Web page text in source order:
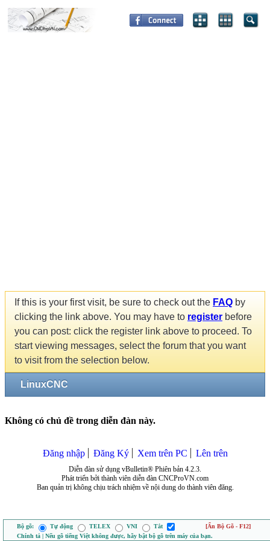
If this is your first visit, be sure to check out the FAQ by
clicking the link above. You may have to register before
you can post: click the register link above to proceed. To
start viewing messages, select the forum that you want
to visit from the selection below.
LinuxCNC
Không có chủ đề trong diễn đàn này.
Đăng nhập Đăng Ký Xem trên PC Lên trên
Diễn đàn sử dụng vBulletin® Phiên bản 4.2.3.
Phát triển bởi thành viên diễn đàn CNCProVN.com
Ban quản trị không chịu trách nhiệm về nội dung do thành viên đăng.
Bộ gõ: Tự động TELEX VNI Tắt
[Ẩn Bộ Gõ - F12]
Chính tả | Nếu gõ tiếng Việt không được, hãy bật bộ gõ trên máy của bạn.